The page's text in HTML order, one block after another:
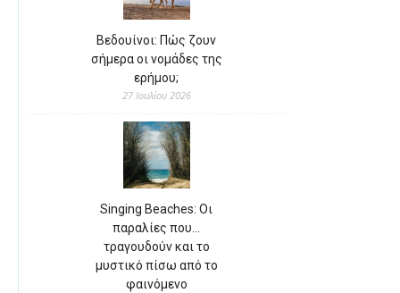
Βεδουίνοι: Πώς ζουν
σήμερα οι νομάδες της
ερήμου;
27 Ιουλίου 2026
Singing Beaches: Οι
παραλίες που…
τραγουδούν και το
μυστικό πίσω από το
φαινόμενο